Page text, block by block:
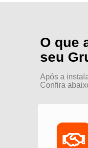
O que
seu
Após a
Confira